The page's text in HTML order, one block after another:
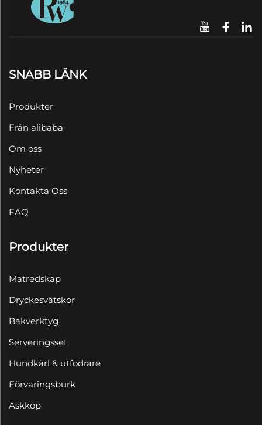
SNABB LÄNK
Produkter
Från alibaba
Om oss
Nyheter
Kontakta Oss
FAQ
Produkter
Matredskap
Dryckesvätskor
Bakverktyg
Serveringsset
Hundkärl & utfodrare
Förvaringsburk
Askkop